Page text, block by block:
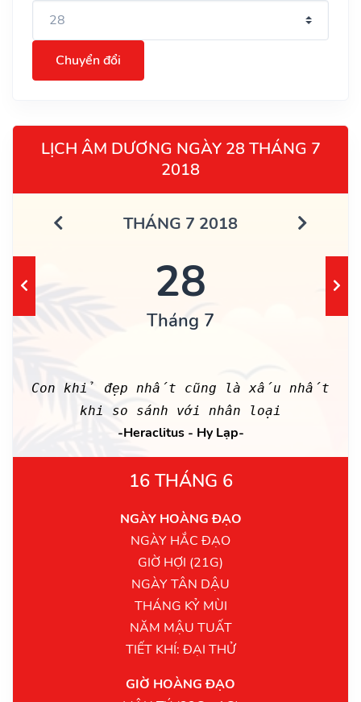
Chuyển đổi
LỊCH ÂM DƯƠNG NGÀY 28 THÁNG 7
2018
THÁNG 7 2018
28
Tháng 7
Con khỉ đẹp nhất cũng là xấu nhất
khi so sánh với nhân loại
-Heraclitus - Hy Lạp-
16 THÁNG 6
NGÀY HOÀNG ĐẠO
NGÀY HẮC ĐẠO
GIỜ HỢI (21G)
NGÀY TÂN DẬU
THÁNG KỶ MÙI
NĂM MẬU TUẤT
TIẾT KHÍ: ĐẠI THỬ
GIỜ HOÀNG ĐẠO